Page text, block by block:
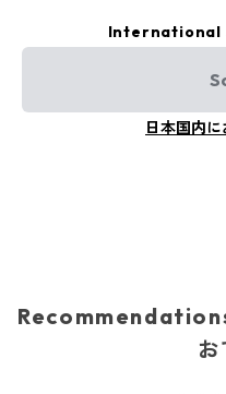
International
日本国内